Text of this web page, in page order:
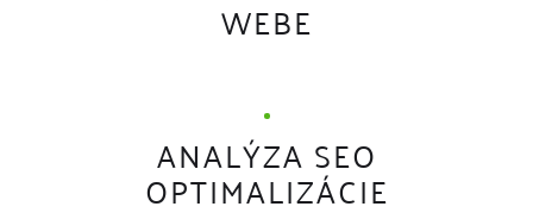
WEBE
ANALÝZA SEO
OPTIMALIZÁCIE